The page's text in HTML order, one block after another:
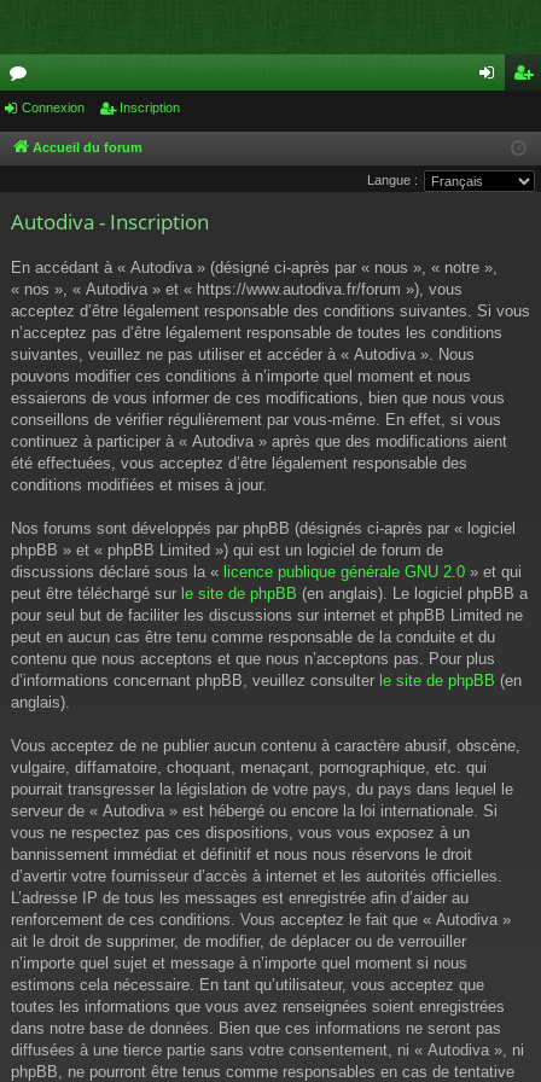
or
u
s
cri
pti
Connexion Inscription
Accueil du forum
Langue :
Autodiva - Inscription
En accédant à « Autodiva » (désigné ci-après par « nous », « notre »,
« nos », « Autodiva » et « https://www.autodiva.fr/forum »), vous
acceptez d’être légalement responsable des conditions suivantes. Si vous
n’acceptez pas d’être légalement responsable de toutes les conditions
suivantes, veuillez ne pas utiliser et accéder à « Autodiva ». Nous
pouvons modifier ces conditions à n’importe quel moment et nous
essaierons de vous informer de ces modifications, bien que nous vous
conseillons de vérifier régulièrement par vous-même. En effet, si vous
continuez à participer à « Autodiva » après que des modifications aient
été effectuées, vous acceptez d’être légalement responsable des
conditions modifiées et mises à jour.
Nos forums sont développés par phpBB (désignés ci-après par « logiciel
phpBB » et « phpBB Limited ») qui est un logiciel de forum de
discussions déclaré sous la « licence publique générale GNU 2.0 » et qui
peut être téléchargé sur le site de phpBB (en anglais). Le logiciel phpBB a
pour seul but de faciliter les discussions sur internet et phpBB Limited ne
peut en aucun cas être tenu comme responsable de la conduite et du
contenu que nous acceptons et que nous n’acceptons pas. Pour plus
d’informations concernant phpBB, veuillez consulter le site de phpBB (en
anglais).
Vous acceptez de ne publier aucun contenu à caractère abusif, obscène,
vulgaire, diffamatoire, choquant, menaçant, pornographique, etc. qui
pourrait transgresser la législation de votre pays, du pays dans lequel le
serveur de « Autodiva » est hébergé ou encore la loi internationale. Si
vous ne respectez pas ces dispositions, vous vous exposez à un
bannissement immédiat et définitif et nous nous réservons le droit
d’avertir votre fournisseur d’accès à internet et les autorités officielles.
L’adresse IP de tous les messages est enregistrée afin d’aider au
renforcement de ces conditions. Vous acceptez le fait que « Autodiva »
ait le droit de supprimer, de modifier, de déplacer ou de verrouiller
n’importe quel sujet et message à n’importe quel moment si nous
estimons cela nécessaire. En tant qu’utilisateur, vous acceptez que
toutes les informations que vous avez renseignées soient enregistrées
dans notre base de données. Bien que ces informations ne seront pas
diffusées à une tierce partie sans votre consentement, ni « Autodiva », ni
phpBB, ne pourront être tenus comme responsables en cas de tentative